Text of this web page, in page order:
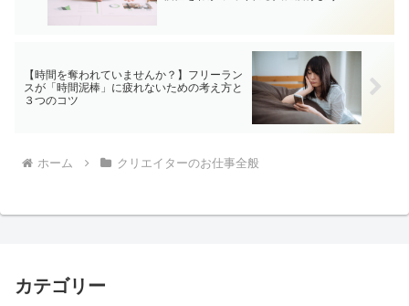
【時間を奪われていませんか？】フリーラン
スが「時間泥棒」に疲れないための考え方と
３つのコツ
ホーム クリエイターのお仕事全般
カテゴリー